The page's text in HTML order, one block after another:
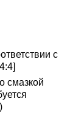
с
смазкой